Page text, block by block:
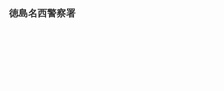
徳島名西警察署